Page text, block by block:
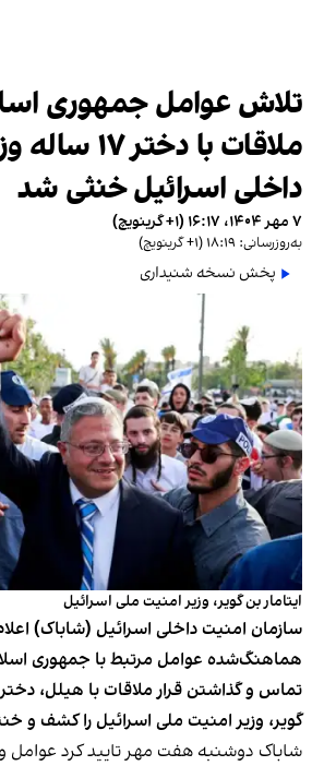
تلاش عوامل جمهوری
ملاقات با
داخلی اسرائیل خنثی شد
۷ مهر ۱۴۰۴، ۱۶:۱۷ (‎+۱ گرینویچ)
به‌روزرسانی: ۱۸:۱۹ (‎+۱ گرینویچ)
پخش نسخه شنیداری
ایتامار بن گویر، وزیر امنیت ملی اسرائیل
سازمان امنیت داخلی اسرائیل (شاباک)
هماهنگ‌شده عوامل مرتبط با جمهوری
گویر، وزیر امنیت ملی اسرائیل را کشف و
شاباک دوشنبه هفت مهر تایید کرد عوامل